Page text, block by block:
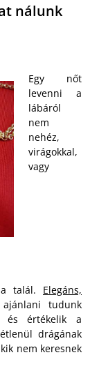
nálunk
Egy nőt
levenni a
lábáról
nem
nehéz,
virágokkal,
vagy
talál. Elegáns,
tudunk
és értékelik a
drágának
nem keresnek